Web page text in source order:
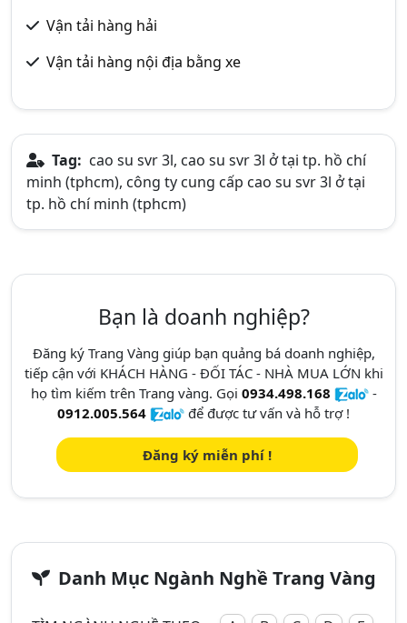
Vận tải hàng hải
Vận tải hàng nội địa bằng xe
Tag: cao su svr 3l, cao su svr 3l ở tại tp. hồ chí
minh (tphcm), công ty cung cấp cao su svr 3l ở tại
tp. hồ chí minh (tphcm)
Bạn là doanh nghiệp?
Đăng ký Trang Vàng giúp bạn quảng bá doanh nghiệp,
tiếp cận với KHÁCH HÀNG - ĐỐI TÁC - NHÀ MUA LỚN khi
họ tìm kiếm trên Trang vàng. Gọi 0934.498.168
-
0912.005.564
để được tư vấn và hỗ trợ !
Đăng ký miễn phí !
Danh Mục Ngành Nghề Trang Vàng